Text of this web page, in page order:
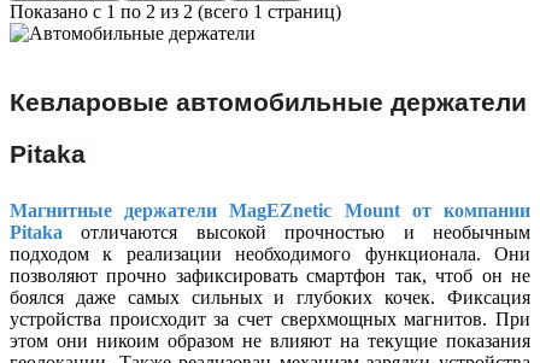
Показано с 1 по 2 из 2 (всего 1 страниц)
Кевларовые автомобильные держатели
Pitaka
Магнитные держатели MagEZnetic Mount от компании
Pitaka отличаются высокой прочностью и необычным
подходом к реализации необходимого функционала. Они
позволяют прочно зафиксировать смартфон так, чтоб он не
боялся даже самых сильных и глубоких кочек. Фиксация
устройства происходит за счет сверхмощных магнитов. При
этом они никоим образом не влияют на текущие показания